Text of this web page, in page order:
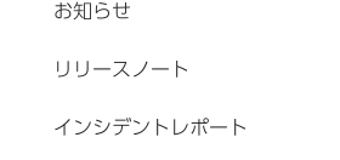
お知らせ
リリースノート
インシデントレポート